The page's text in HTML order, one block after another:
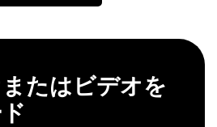
たはビデオを